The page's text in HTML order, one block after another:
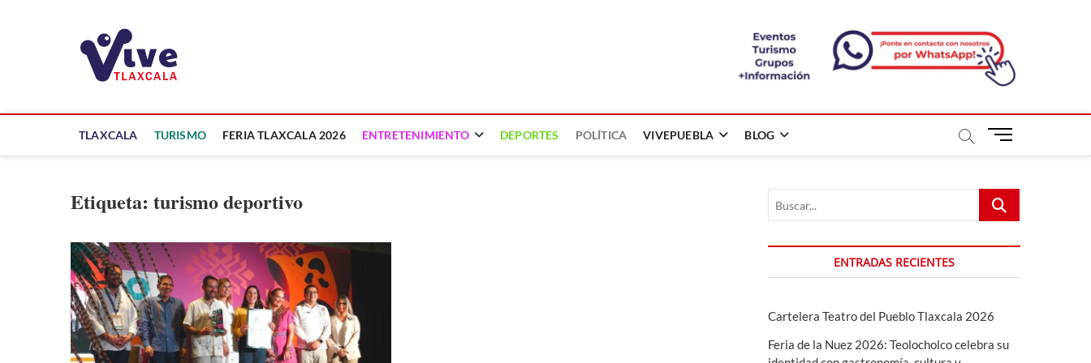
TLAXCALA TURISMO FERIA TLAXCALA 2026 ENTRETENIMIENTO DEPORTES POLÍTICA VIVEPUEBLA BLOG
B
ó
n
d
e
Etiqueta: turismo deportivo Buscar...
ENTRADAS RECIENTES
Cartelera Teatro del Pueblo Tlaxcala 2026
Feria de la Nuez 2026: Teolocholco celebra su